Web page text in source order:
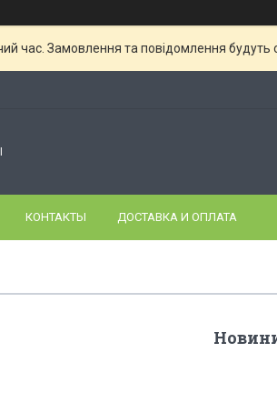
час. Замовлення та повідомлення
КОНТАКТЫ ДОСТАВКА И ОПЛАТА